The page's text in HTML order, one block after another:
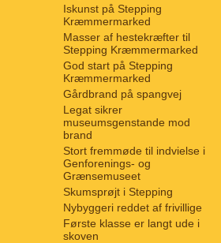
Iskunst på Stepping
Kræmmermarked
Masser af hestekræfter til
Stepping Kræmmermarked
God start på Stepping
Kræmmermarked
Gårdbrand på spangvej
Legat sikrer
museumsgenstande mod
brand
Stort fremmøde til indvielse i
Genforenings- og
Grænsemuseet
Skumsprøjt i Stepping
Nybyggeri reddet af frivillige
Første klasse er langt ude i
skoven